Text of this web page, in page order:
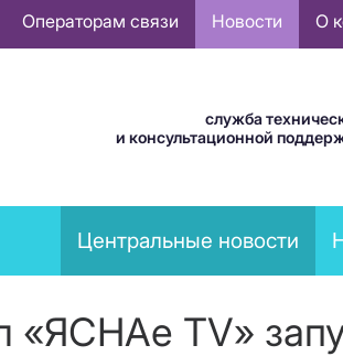
Операторам связи Новости О
служба
и консультационной
News
menu
Центральные новости
«ЯСНАе ТV»